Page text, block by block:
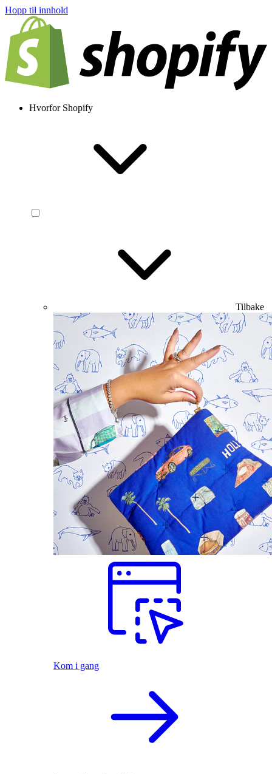
Hopp til innhold
Hvorfor Shopify
Tilbake
Kom i gang